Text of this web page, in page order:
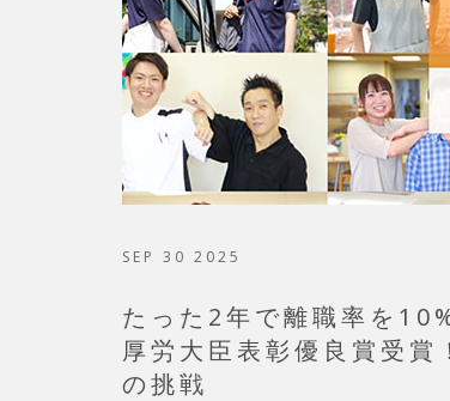
SEP 30 2025
たった2年で離職率を
厚労大臣表彰優良賞受賞
の挑戦